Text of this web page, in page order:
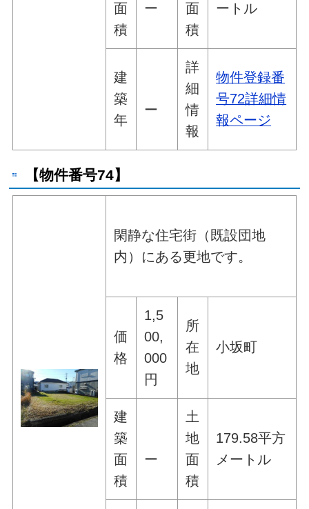
面
積
ー
面
積
ートル
建
築
年
ー
詳
細
情
報
物件登録番
号72詳細情
報ページ
【物件番号74】
閑静な住宅街（既設団地
内）にある更地です。
価
格
1,5
00,
000
円
所
在
地
小坂町
建
築
面
積
ー
土
地
面
積
179.58平方
メートル